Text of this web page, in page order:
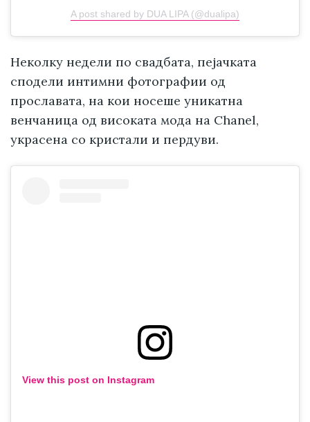
A post shared by DUA LIPA (@dualipa)
Неколку недели по свадбата, пејачката
сподели интимни фотографии од
прославата, на кои носеше уникатна
венчаница од високата мода на Chanel,
украсена со кристали и пердуви.
View this post on Instagram